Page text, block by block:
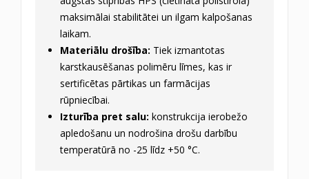
maksimālai stabilitātei un ilgam kalpošanas
laikam.
Materiālu drošība: Tiek izmantotas
karstkausēšanas polimēru līmes, kas ir
sertificētas pārtikas un farmācijas
rūpniecībai.
Izturība pret salu: konstrukcija ierobežo
apledošanu un nodrošina drošu darbību
temperatūrā no -25 līdz +50 °C.